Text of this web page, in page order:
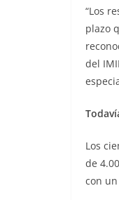
“Los
plazo
del
Los
de
con